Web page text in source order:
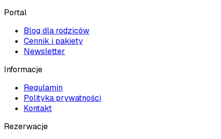
Portal
Blog dla rodziców
Cennik i pakiety
Newsletter
Informacje
Regulamin
Polityka prywatności
Kontakt
Rezerwacje